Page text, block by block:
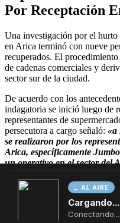
AL AIRE
Cargando...
Conectando...